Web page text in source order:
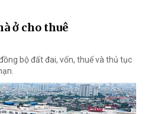
ở cho thuê
bộ đất đai, vốn, thuế và thủ tục